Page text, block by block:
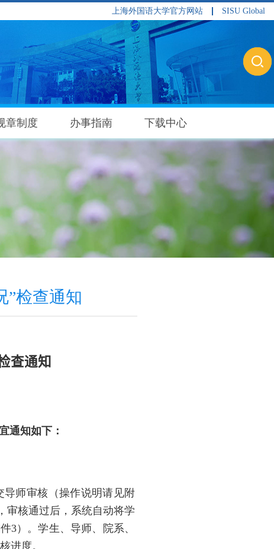
上海外国语大学官方网站 SISU Global
章制度 办事指南 下载中心
”检查通知
查通知
通知如下：
导师审核（操作说明请见附
审核通过后，系统自动将学
3）。学生、导师、院系、
进度。